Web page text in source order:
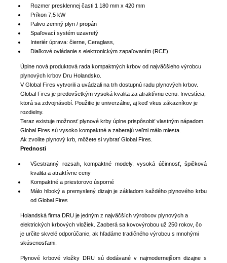
Rozmer presklennej časti 1 180 mm x 420 mm
Príkon 7,5 kW
Palivo zemný plyn / propán
Spaľovací systém uzavretý
Interiér úprava: čierne, Ceraglass,
Diaľkové ovládanie s elektronickým zapaľovaním (RCE)
Úplne nová produktová rada kompaktných krbov od najväčšieho výrobcu
plynových krbov Dru Holandsko.
V Global Fires vytvorili a uvádzali na trh dostupnú radu plynových krbov.
Global Fires je predovšetkým vysoká kvalita za atraktívnu cenu. Investícia,
ktorá sa zdvojnásobí. Použitie je univerzálne, aj keď vkus zákazníkov je
rozdielny.
Teraz existuje možnosť plynové krby úplne prispôsobiť vlastným nápadom.
Global Fires sú vysoko kompaktné a zaberajú veľmi málo miesta.
Ak zvolíte plynový krb, môžete si vybrať Global Fires.
Prednosti
Všestranný rozsah, kompaktné modely, vysoká účinnosť, špičková
kvalita a atraktívne ceny
Kompaktné a priestorovo úsporné
Málo hlboký a premyslený dizajn je základom každého plynového krbu
od Global Fires
Holandská firma DRU je jedným z najväčších výrobcov plynových a
elektrických krbových vložiek. Zaoberá sa kovovýrobou už 250 rokov, čo
je určite skvelé odporúčanie, ak hľadáme tradičného výrobcu s mnohými
skúsenosťami.
Plynové krbové vložky DRU sú dodávané v najmodernejšom dizajne s